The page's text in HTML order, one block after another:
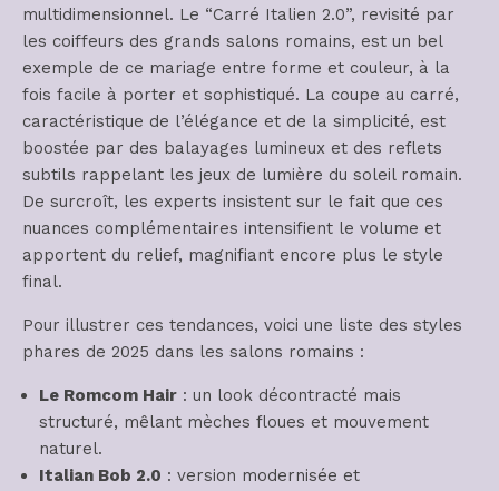
multidimensionnel. Le “Carré Italien 2.0”, revisité par
les coiffeurs des grands salons romains, est un bel
exemple de ce mariage entre forme et couleur, à la
fois facile à porter et sophistiqué. La coupe au carré,
caractéristique de l’élégance et de la simplicité, est
boostée par des balayages lumineux et des reflets
subtils rappelant les jeux de lumière du soleil romain.
De surcroît, les experts insistent sur le fait que ces
nuances complémentaires intensifient le volume et
apportent du relief, magnifiant encore plus le style
final.
Pour illustrer ces tendances, voici une liste des styles
phares de 2025 dans les salons romains :
Le Romcom Hair : un look décontracté mais
structuré, mêlant mèches floues et mouvement
naturel.
Italian Bob 2.0 : version modernisée et